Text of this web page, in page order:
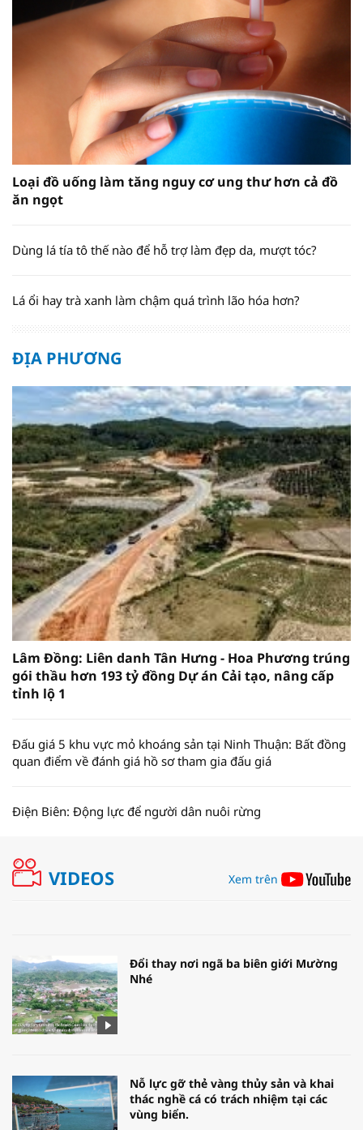
Loại đồ uống làm tăng nguy cơ ung thư hơn cả đồ
ăn ngọt
Dùng lá tía tô thế nào để hỗ trợ làm đẹp da, mượt tóc?
Lá ổi hay trà xanh làm chậm quá trình lão hóa hơn?
ĐỊA PHƯƠNG
Lâm Đồng: Liên danh Tân Hưng - Hoa Phương trúng
gói thầu hơn 193 tỷ đồng Dự án Cải tạo, nâng cấp
tỉnh lộ 1
Đấu giá 5 khu vực mỏ khoáng sản tại Ninh Thuận: Bất đồng
quan điểm về đánh giá hồ sơ tham gia đấu giá
Điện Biên: Động lực để người dân nuôi rừng
VIDEOS Xem trên
Đổi thay nơi ngã ba biên giới Mường
Nhé
Nỗ lực gỡ thẻ vàng thủy sản và khai
thác nghề cá có trách nhiệm tại các
vùng biển.